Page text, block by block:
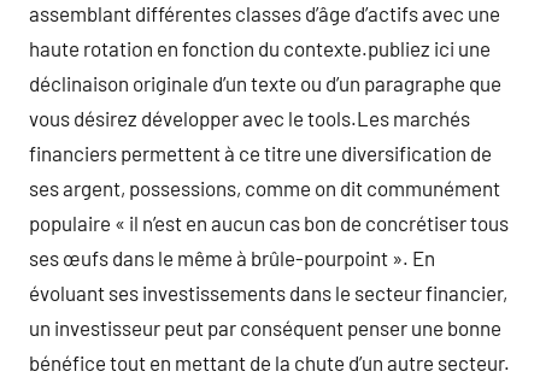
assemblant différentes classes d’âge d’actifs avec une
haute rotation en fonction du contexte.publiez ici une
déclinaison originale d’un texte ou d’un paragraphe que
vous désirez développer avec le tools.Les marchés
financiers permettent à ce titre une diversification de
ses argent, possessions, comme on dit communément
populaire « il n’est en aucun cas bon de concrétiser tous
ses œufs dans le même à brûle-pourpoint ». En
évoluant ses investissements dans le secteur financier,
un investisseur peut par conséquent penser une bonne
bénéfice tout en mettant de la chute d’un autre secteur.